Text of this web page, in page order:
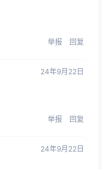
举报 回复
24年9月22日
举报 回复
24年9月22日